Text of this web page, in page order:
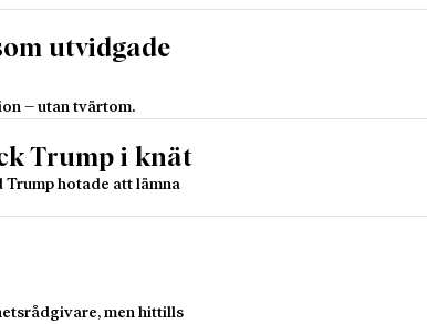
utvidgade
– utan tvärtom.
Trump i knät
Trump hotade att lämna
men hittills